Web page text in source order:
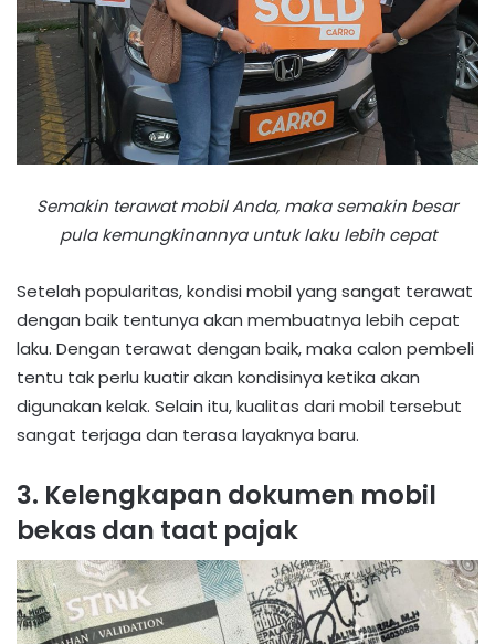
Semakin terawat mobil Anda, maka semakin besar
pula kemungkinannya untuk laku lebih cepat
Setelah popularitas, kondisi mobil yang sangat terawat
dengan baik tentunya akan membuatnya lebih cepat
laku. Dengan terawat dengan baik, maka calon pembeli
tentu tak perlu kuatir akan kondisinya ketika akan
digunakan kelak. Selain itu, kualitas dari mobil tersebut
sangat terjaga dan terasa layaknya baru.
3. Kelengkapan dokumen mobil
bekas dan taat pajak